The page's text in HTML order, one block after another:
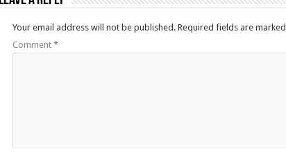
Your email address will not be published. Required fields are marked
Comment *